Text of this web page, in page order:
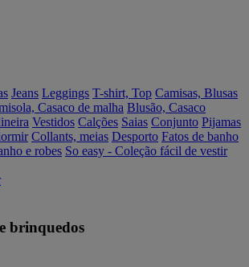
Jeans Leggings T-shirt, Top Camisas, Blusas
Casaco de malha Blusão, Casaco
Vestidos Calções Saias Conjunto Pijamas
Collants, meias Desporto Fatos de banho
e robes So easy - Coleção fácil de vestir
brinquedos